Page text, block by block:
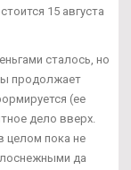
15 августа
сталось, но
продолжает
(ее
дело вверх.
целом пока не
да